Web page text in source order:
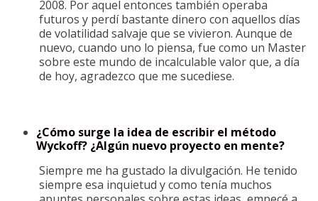
2008. Por aquel entonces también operaba
futuros y perdí bastante dinero con aquellos días
de volatilidad salvaje que se vivieron. Aunque de
nuevo, cuando uno lo piensa, fue como un Master
sobre este mundo de incalculable valor que, a día
de hoy, agradezco que me sucediese.
¿Cómo surge la idea de escribir el método
Wyckoff? ¿Algún nuevo proyecto en mente?
Siempre me ha gustado la divulgación. He tenido
siempre esa inquietud y como tenía muchos